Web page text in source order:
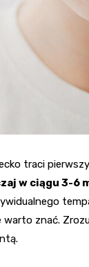
traci
w ciągu 3-6
znać.